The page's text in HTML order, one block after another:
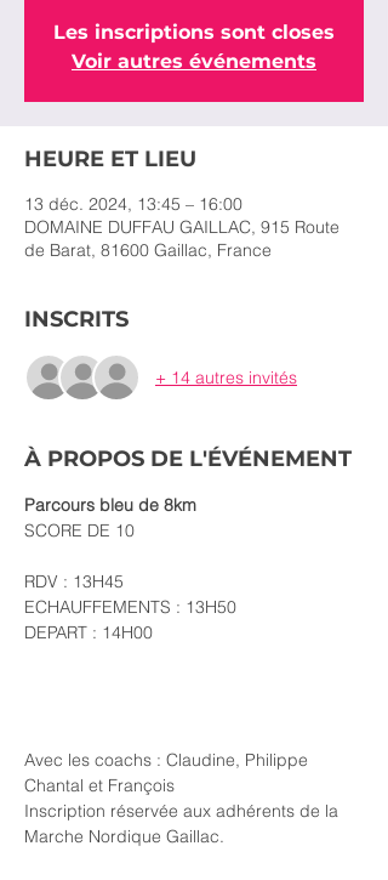
Les inscriptions sont closes
Voir autres événements
HEURE ET LIEU
13 déc. 2024, 13:45 – 16:00
DOMAINE DUFFAU GAILLAC, 915 Route
de Barat, 81600 Gaillac, France
INSCRITS
+ 14 autres invités
À PROPOS DE L'ÉVÉNEMENT
Parcours bleu de 8km
SCORE DE 10
RDV : 13H45
ECHAUFFEMENTS : 13H50
DEPART : 14H00
Avec les coachs : Claudine, Philippe
Chantal et François
Inscription réservée aux adhérents de la
Marche Nordique Gaillac.